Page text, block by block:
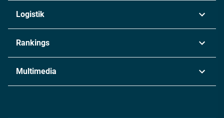
Chemie
Metall
Energie
Logistik
Rankings
Multimedia